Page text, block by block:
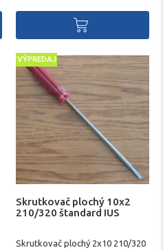
VÝPREDAJ
Skrutkovač plochý 10x2
210/320 štandard IUS
Skrutkovač plochý 2x10 210/320